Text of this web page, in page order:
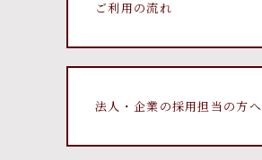
ご利用の流れ
法人・企業の採用担当の方へ